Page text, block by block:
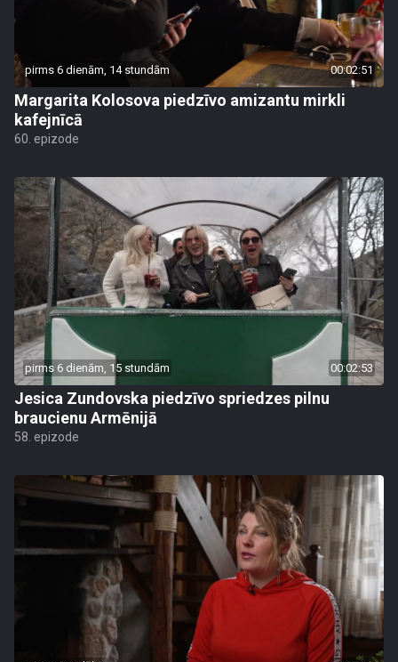
pirms 6 dienām, 14 stundām 00:02:51
Margarita Kolosova piedzīvo amizantu mirkli
kafejnīcā
60. epizode
pirms 6 dienām, 15 stundām 00:02:53
Jesica Zundovska piedzīvo spriedzes pilnu
braucienu Armēnijā
58. epizode